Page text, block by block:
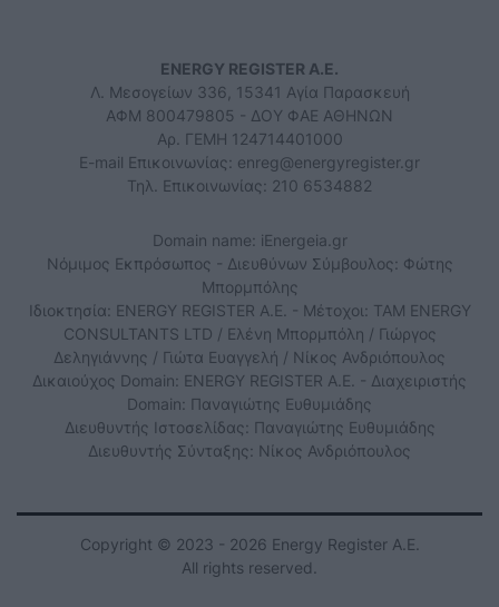
ENERGY REGISTER Α.Ε.
Λ. Μεσογείων 336, 15341 Αγία Παρασκευή
ΑΦΜ 800479805 - ΔΟΥ ΦΑΕ ΑΘΗΝΩΝ
Αρ. ΓΕΜΗ 124714401000
E-mail Επικοινωνίας: enreg@energyregister.gr
Τηλ. Επικοινωνίας: 210 6534882
Domain name: iEnergeia.gr
Νόμιμος Εκπρόσωπος - Διευθύνων Σύμβουλος: Φώτης
Μπορμπόλης
Ιδιοκτησία: ENERGY REGISTER Α.Ε. - Μέτοχοι: TAM ENERGY
CONSULTANTS LTD / Ελένη Μπορμπόλη / Γιώργος
Δεληγιάννης / Γιώτα Ευαγγελή / Νίκος Ανδριόπουλος
Δικαιούχος Domain: ENERGY REGISTER Α.Ε. - Διαχειριστής
Domain: Παναγιώτης Ευθυμιάδης
Διευθυντής Ιστοσελίδας: Παναγιώτης Ευθυμιάδης
Διευθυντής Σύνταξης: Νίκος Ανδριόπουλος
Copyright © 2023 - 2026 Energy Register Α.Ε.
All rights reserved.